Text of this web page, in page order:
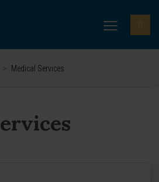
> Medical Services